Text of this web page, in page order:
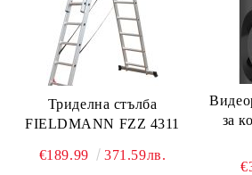
Триделна стълба
FIELDMANN FZZ 4311
€189.99 371.59лв.
за